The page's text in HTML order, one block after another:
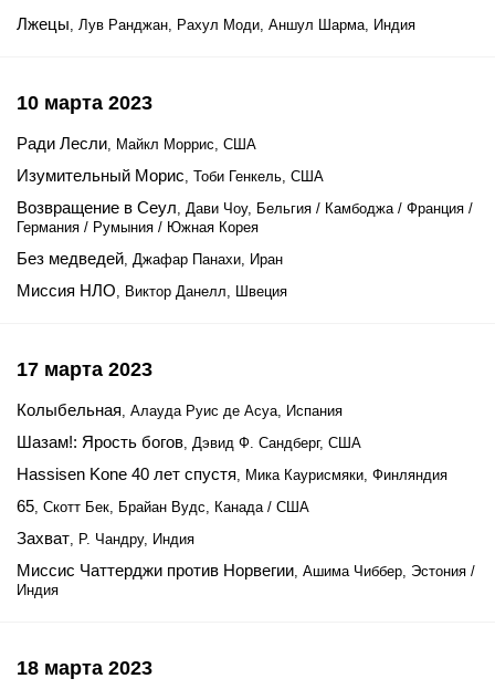
Лжецы, Лув Ранджан, Рахул Моди, Аншул Шарма, Индия
10 марта 2023
Ради Лесли, Майкл Моррис, США
Изумительный Морис, Тоби Генкель, США
Возвращение в Сеул, Дави Чоу, Бельгия / Камбоджа / Франция /
Германия / Румыния / Южная Корея
Без медведей, Джафар Панахи, Иран
Миссия НЛО, Виктор Данелл, Швеция
17 марта 2023
Колыбельная, Алауда Руис де Асуа, Испания
Шазам!: Ярость богов, Дэвид Ф. Сандберг, США
Hassisen Kone 40 лет спустя, Мика Каурисмяки, Финляндия
65, Скотт Бек, Брайан Вудс, Канада / США
Захват, Р. Чандру, Индия
Миссис Чаттерджи против Норвегии, Ашима Чиббер, Эстония /
Индия
18 марта 2023